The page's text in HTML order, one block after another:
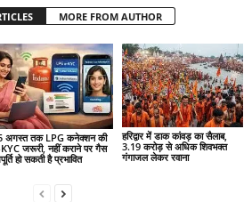
MORE FROM AUTHOR
अगस्त तक LPG कनेक्शन की
जरूरी, नहीं कराने पर गैस
हो सकती है प्रभावित
हरिद्वार में डाक कांवड़ का सैलाब,
3.19 करोड़ से अधिक शिवभक्त
गंगाजल लेकर रवाना